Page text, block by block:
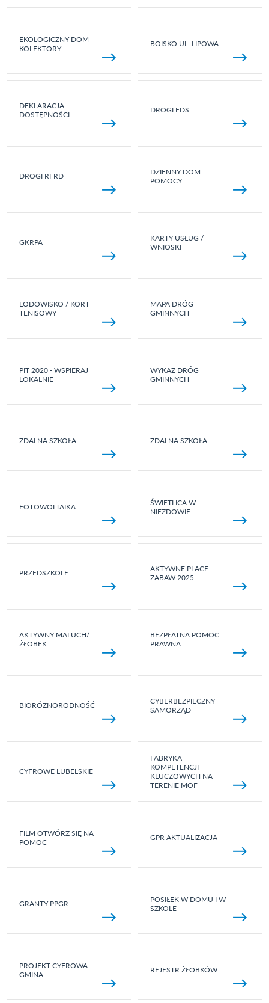
EKOLOGICZNY DOM -
KOLEKTORY
BOISKO UL. LIPOWA
DEKLARACJA
DOSTĘPNOŚCI
DROGI FDS
DROGI RFRD
DZIENNY DOM
POMOCY
GKRPA
KARTY USŁUG /
WNIOSKI
LODOWISKO / KORT
TENISOWY
MAPA DRÓG
GMINNYCH
PIT 2020 - WSPIERAJ
LOKALNIE
WYKAZ DRÓG
GMINNYCH
ZDALNA SZKOŁA + ZDALNA SZKOŁA
FOTOWOLTAIKA
ŚWIETLICA W
NIEZDOWIE
PRZEDSZKOLE
AKTYWNE PLACE
ZABAW 2025
AKTYWNY MALUCH/
ŻŁOBEK
BEZPŁATNA POMOC
PRAWNA
BIORÓŻNORODNOŚĆ
CYBERBEZPIECZNY
SAMORZĄD
CYFROWE LUBELSKIE
FABRYKA
KOMPETENCJI
KLUCZOWYCH NA
TERENIE MOF
FILM OTWÓRZ SIĘ NA
POMOC
GPR AKTUALIZACJA
GRANTY PPGR
POSIŁEK W DOMU I W
SZKOLE
PROJEKT CYFROWA
GMINA
REJESTR ŻŁOBKÓW